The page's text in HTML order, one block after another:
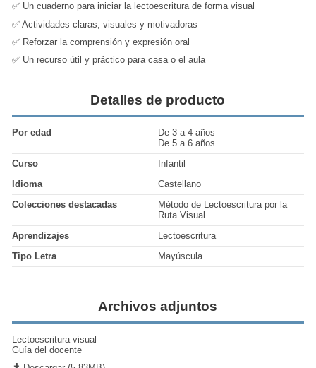
✅ Un cuaderno para iniciar la lectoescritura de forma visual
✅ Actividades claras, visuales y motivadoras
✅ Reforzar la comprensión y expresión oral
✅ Un recurso útil y práctico para casa o el aula
Detalles de producto
Por edad
De 3 a 4 años
De 5 a 6 años
Curso
Infantil
Idioma
Castellano
Colecciones destacadas
Método de Lectoescritura por la
Ruta Visual
Aprendizajes
Lectoescritura
Tipo Letra
Mayúscula
Archivos adjuntos
Lectoescritura visual
Guía del docente